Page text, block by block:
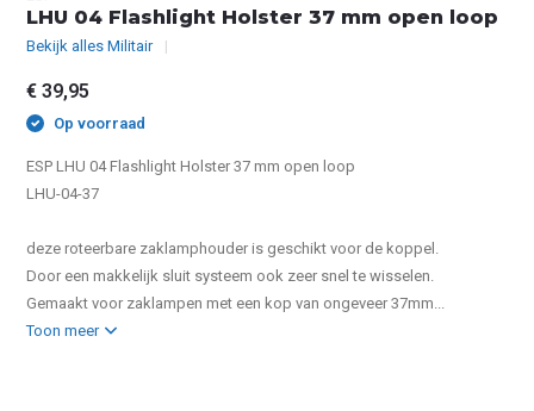
LHU 04 Flashlight Holster 37 mm open loop
Bekijk alles Militair
€ 39,95
Op voorraad
ESP LHU 04 Flashlight Holster 37 mm open loop
LHU-04-37
deze roteerbare zaklamphouder is geschikt voor de koppel.
Door een makkelijk sluit systeem ook zeer snel te wisselen.
Gemaakt voor zaklampen met een kop van ongeveer 37mm...
Toon meer